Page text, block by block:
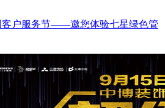
客户服务节——邀您体验七星绿色管